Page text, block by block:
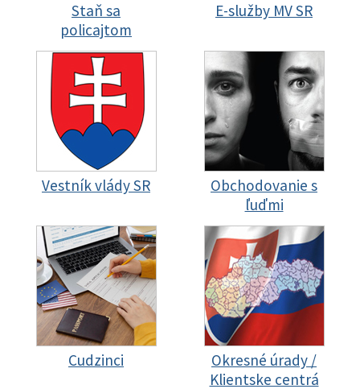
Staň sa
policajtom
E-služby MV SR
Vestník vlády SR
Obchodovanie s
ľuďmi
Cudzinci
Okresné úrady /
Klientske centrá